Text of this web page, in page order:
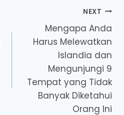
NEXT
Mengapa Anda
Harus Melewatkan
Islandia dan
Mengunjungi 9
Tempat yang Tidak
Banyak Diketahui
Orang Ini